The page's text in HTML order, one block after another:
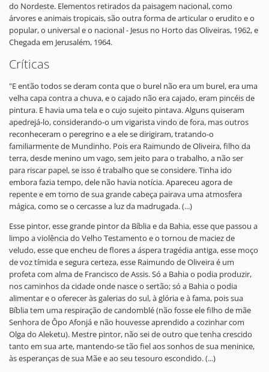
do Nordeste. Elementos retirados da paisagem nacional, como
árvores e animais tropicais, são outra forma de articular o erudito e o
popular, o universal e o nacional - Jesus no Horto das Oliveiras, 1962, e
Chegada em Jerusalém, 1964.
Críticas
"E então todos se deram conta que o burel não era um burel, era uma
velha capa contra a chuva, e o cajado não era cajado, eram pincéis de
pintura. E havia uma tela e o cujo sujeito pintava. Alguns quiseram
apedrejá-lo, considerando-o um vigarista vindo de fora, mas outros
reconheceram o peregrino e a ele se dirigiram, tratando-o
familiarmente de Mundinho. Pois era Raimundo de Oliveira, filho da
terra, desde menino um vago, sem jeito para o trabalho, a não ser
para riscar papel, se isso é trabalho que se considere. Tinha ido
embora fazia tempo, dele não havia notícia. Apareceu agora de
repente e em torno de sua grande cabeça pairava uma atmosfera
mágica, como se o cercasse a luz da madrugada. (...)
Esse pintor, esse grande pintor da Bíblia e da Bahia, esse que passou a
limpo a violência do Velho Testamento e o tornou de maciez de
veludo, esse que encheu de flores a áspera tragédia antiga, esse moço
de voz tímida e segura certeza, esse Raimundo de Oliveira é um
profeta com alma de Francisco de Assis. Só a Bahia o podia produzir,
nos caminhos da cidade onde nasce o sertão; só a Bahia o podia
alimentar e o oferecer às galerias do sul, à glória e à fama, pois sua
Bíblia tem uma respiração de candomblé (não fosse ele filho de mãe
Senhora de Ôpo Afonjá e não houvesse aprendido a cozinhar com
Olga do Aleketu). Mestre pintor, não sei de outro que tenha crescido
tanto em sua arte, mantendo-se tão fiel aos sonhos de sua meninice,
às esperanças de sua Mãe e ao seu tesouro escondido. (...)